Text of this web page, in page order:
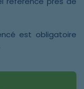
est obligatoire